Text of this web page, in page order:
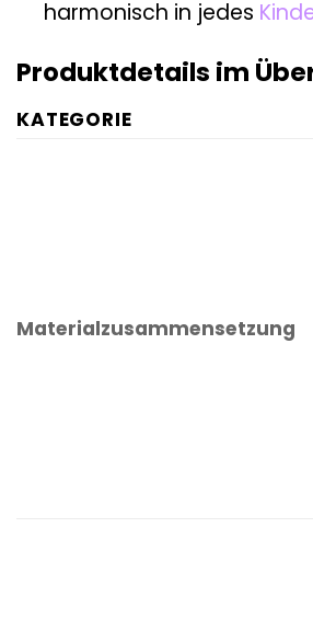
harmonisch in jedes
Produktdetails im
KATEGORIE
Materialzusammensetzung